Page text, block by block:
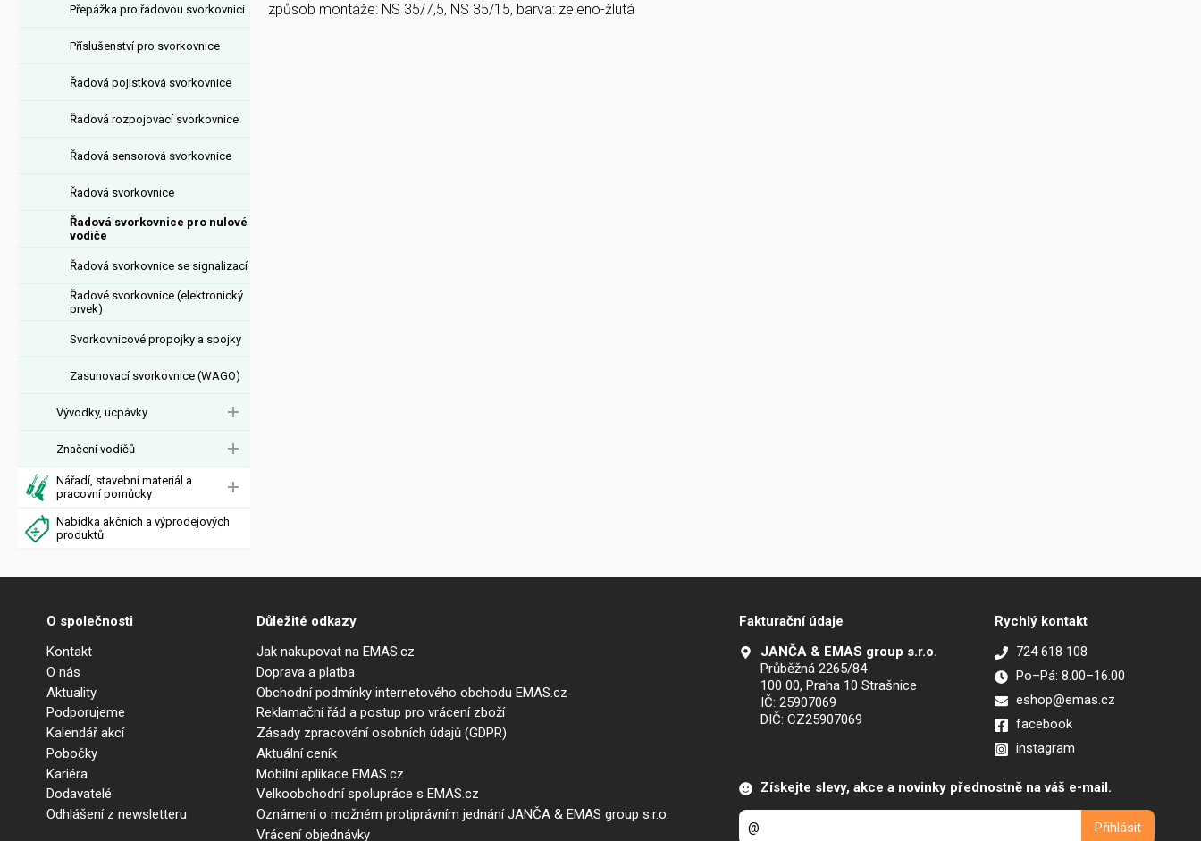
Přepážka pro řadovou svorkovnici
Příslušenství pro svorkovnice
Řadová pojistková svorkovnice
Řadová rozpojovací svorkovnice
Řadová sensorová svorkovnice
Řadová svorkovnice
Řadová svorkovnice pro nulové
vodiče
Řadová svorkovnice se signalizací
Řadové svorkovnice (elektronický
prvek)
Svorkovnicové propojky a spojky
Zasunovací svorkovnice (WAGO)
Vývodky, ucpávky
Značení vodičů
Nářadí, stavební materiál a
pracovní pomůcky
Nabídka akčních a výprodejových
produktů
způsob montáže: NS 35/7,5, NS 35/15, barva: zeleno-žlutá
O společnosti
Kontakt
O nás
Aktuality
Podporujeme
Kalendář akcí
Pobočky
Kariéra
Dodavatelé
Odhlášení z newsletteru
Důležité odkazy
Jak nakupovat na EMAS.cz
Doprava a platba
Obchodní podmínky internetového obchodu EMAS.cz
Reklamační řád a postup pro vrácení zboží
Zásady zpracování osobních údajů (GDPR)
Aktuální ceník
Mobilní aplikace EMAS.cz
Velkoobchodní spolupráce s EMAS.cz
Oznámení o možném protiprávním jednání JANČA & EMAS group s.r.o.
Vrácení objednávky
Fakturační údaje
JANČA & EMAS group s.r.o.
Průběžná 2265/84
100 00, Praha 10 Strašnice
IČ: 25907069
DIČ: CZ25907069
Rychlý kontakt
724 618 108
Po–Pá: 8.00–16.00
eshop@emas.cz
facebook
instagram
Získejte slevy, akce a novinky přednostně na váš e-mail.